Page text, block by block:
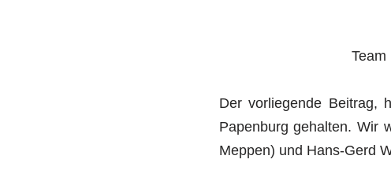
Team
Der vorliegende Beitrag,
Papenburg gehalten. Wir
Meppen) und Hans-Gerd